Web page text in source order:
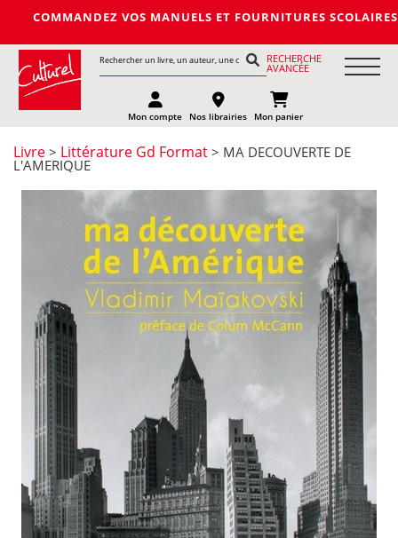
VOS MANUELS ET FOURNITURES
RECHERCHE
AVANCÉE
Mon compte Nos librairies Mon panier
Livre > Littérature Gd Format > MA DECOUVERTE DE
L'AMERIQUE